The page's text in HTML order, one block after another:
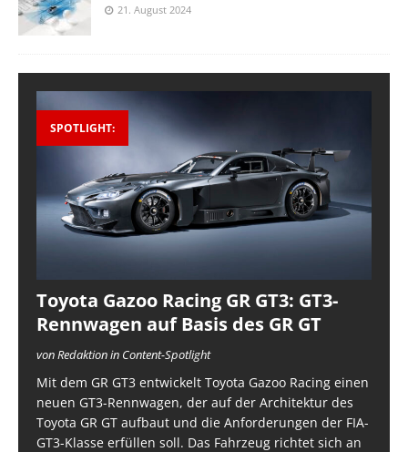
21. August 2024
SPOTLIGHT:
Toyota Gazoo Racing GR GT3: GT3-
Rennwagen auf Basis des GR GT
von Redaktion in Content-Spotlight
Mit dem GR GT3 entwickelt Toyota Gazoo Racing einen
neuen GT3-Rennwagen, der auf der Architektur des
Toyota GR GT aufbaut und die Anforderungen der FIA-
GT3-Klasse erfüllen soll. Das Fahrzeug richtet sich an